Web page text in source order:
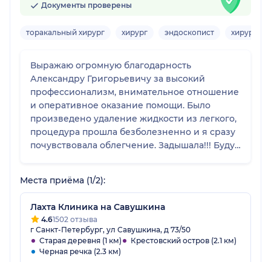
Документы проверены
торакальный хирург хирург эндоскопист хирург-
Выражаю огромную благодарность
Александру Григорьевичу за высокий
профессионализм, внимательное отношение
и оперативное оказание помощи. Было
произведено удаление жидкости из легкого,
процедура прошла безболезненно и я сразу
почувствовала облегчение. Задышала!!! Буду
здоровья!
Места приёма (1/2):
Лахта Клиника на Савушкина
4.61502 отзыва
г Санкт-Петербург, ул Савушкина, д 73/50
Старая деревня (1 км)
Крестовский остров (2.1 км)
Черная речка (2.3 км)